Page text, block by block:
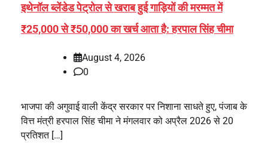
इथेनॉल ब्लेंडेड पेट्रोल से खराब हुई गाड़ियों की मरम्मत में
₹25,000 से ₹50,000 का खर्च आता है: हरपाल सिंह चीमा
August 4, 2026
0
भाजपा की अगुवाई वाली केंद्र सरकार पर निशाना साधते हुए, पंजाब के
वित्त मंत्री हरपाल सिंह चीमा ने मंगलवार को अप्रैल 2026 से 20
प्रतिशत […]